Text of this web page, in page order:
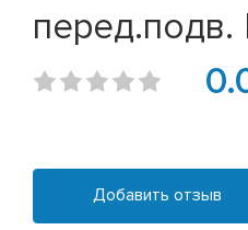
перед.подв.
Добавить отзыв